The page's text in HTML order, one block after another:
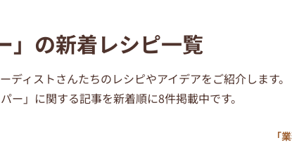
」の新着レシピ一覧
ディストさんたちのレシピやアイデアをご紹介します。
ー」に関する記事を新着順に8件掲載中です。
「